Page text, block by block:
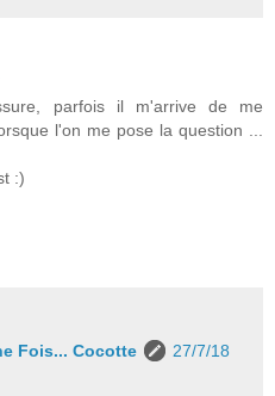
parfois il m'arrive de me
l'on me pose la question ...
:)
Fois... Cocotte
27/7/18